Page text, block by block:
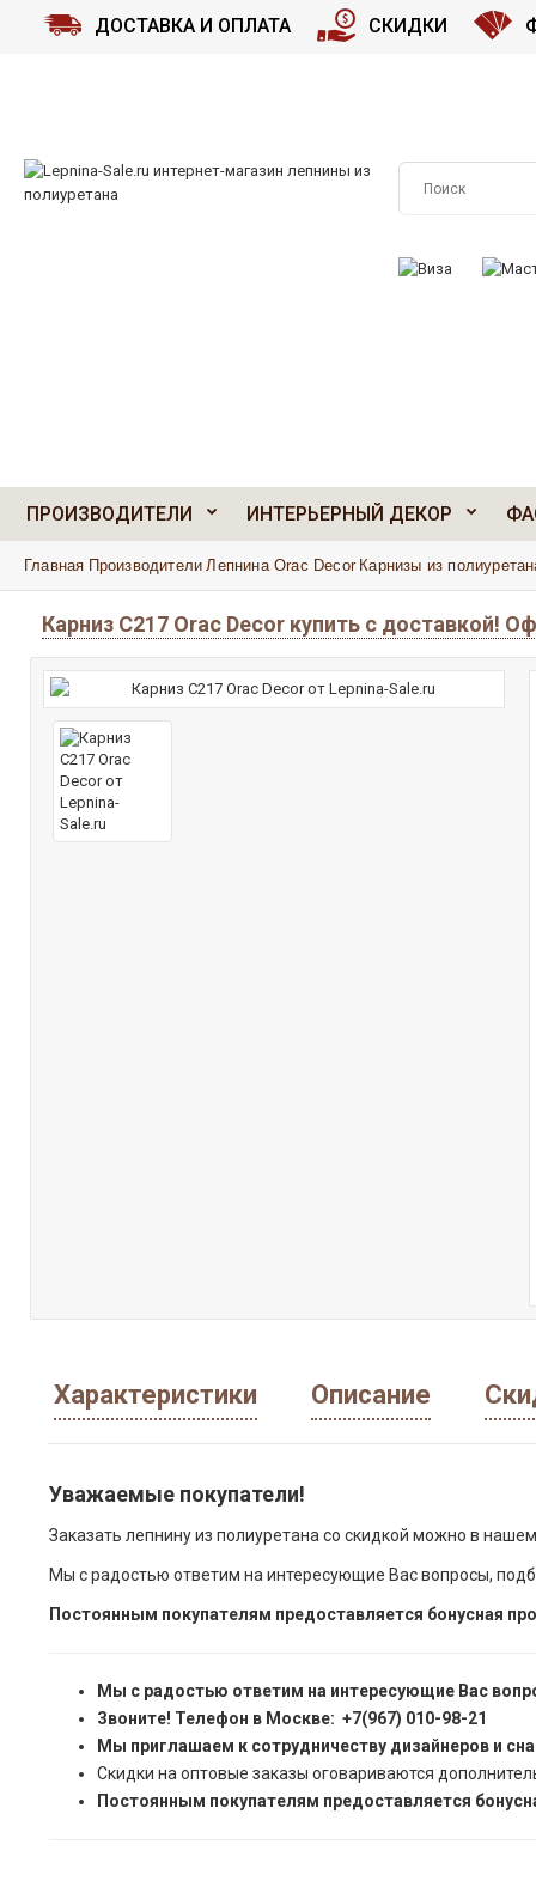
ДОСТАВКА И ОПЛАТА СКИДКИ
ПРОИЗВОДИТЕЛИ ИНТЕРЬЕРНЫЙ ДЕКОР
Главная Производители Лепнина Orac Decor Карнизы из
Карниз C217 Orac Decor купить с доставкой!
Характеристики Описание
Уважаемые покупатели!
Заказать лепнину из полиуретана со скидкой можно в
Мы с радостью ответим на интересующие Вас вопросы,
Постоянным покупателям предоставляется бонусная
Мы с радостью ответим на интересующие Вас
Звоните! Телефон в Москве: +7(967) 010-98-21
Мы приглашаем к сотрудничеству дизайнеров и
Скидки на оптовые заказы оговариваются
Постоянным покупателям предоставляется